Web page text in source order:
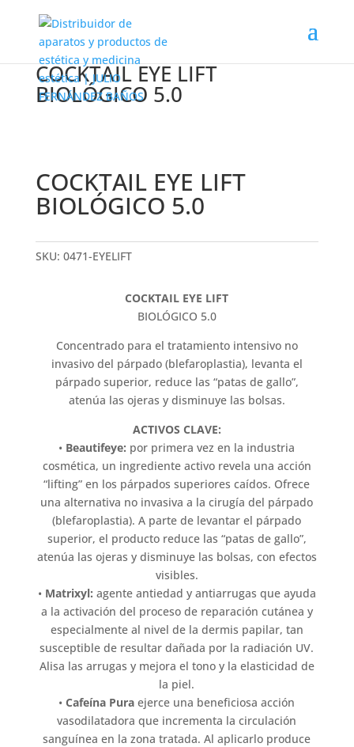
COCKTAIL EYE LIFT
BIOLÓGICO 5.0
COCKTAIL EYE LIFT
BIOLÓGICO 5.0
SKU: 0471-EYELIFT
COCKTAIL EYE LIFT
BIOLÓGICO 5.0
Concentrado para el tratamiento intensivo no
invasivo del párpado (blefaroplastia), levanta el
párpado superior, reduce las “patas de gallo”,
atenúa las ojeras y disminuye las bolsas.
ACTIVOS CLAVE:
• Beautifeye: por primera vez en la industria
cosmética, un ingrediente activo revela una acción
“lifting” en los párpados superiores caídos. Ofrece
una alternativa no invasiva a la cirugía del párpado
(blefaroplastia). A parte de levantar el párpado
superior, el producto reduce las “patas de gallo”,
atenúa las ojeras y disminuye las bolsas, con efectos
visibles.
• Matrixyl: agente antiedad y antiarrugas que ayuda
a la activación del proceso de reparación cutánea y
especialmente al nivel de la dermis papilar, tan
susceptible de resultar dañada por la radiación UV.
Alisa las arrugas y mejora el tono y la elasticidad de
la piel.
•Cafeína Pura ejerce una beneficiosa acción
vasodilatadora que incrementa la circulación
sanguínea en la zona tratada. Al aplicarlo produce